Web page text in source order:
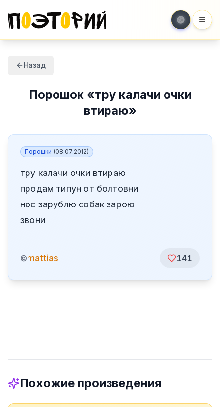
Назад
Порошок«тру калачи очки
втираю»
Порошки (08.07.2012)
тру калачи очки втираю
продам типун от болтовни
нос зарублю собак зарою
звони
©mattias 141
Похожие произведения